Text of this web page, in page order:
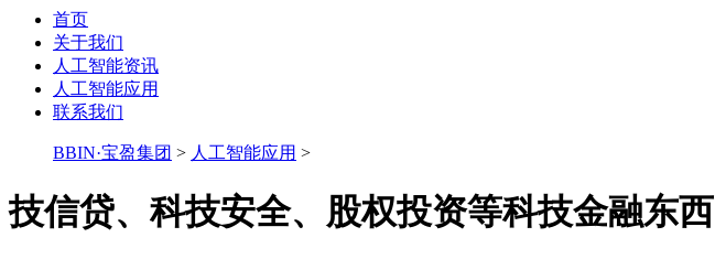
首页
关于我们
人工智能资讯
人工智能应用
联系我们
BBIN·宝盈集团 > 人工智能应用 >
技信贷、科技安全、股权投资等科技金融东西